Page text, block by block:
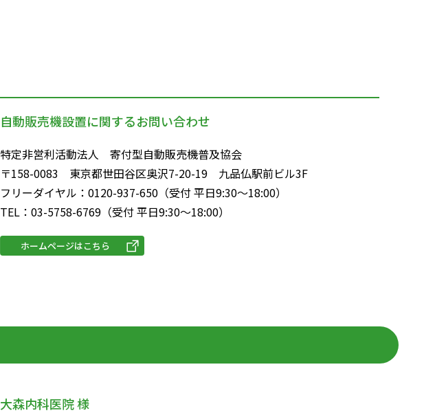
自動販売機設置に関するお問い合わせ
特定非営利活動法人 寄付型自動販売機普及協会
〒158-0083 東京都世田谷区奥沢7-20-19 九品仏駅前ビル3F
フリーダイヤル：0120-937-650（受付 平日9:30～18:00）
TEL：03-5758-6769（受付 平日9:30〜18:00）
ホームページはこちら
大森内科医院 様